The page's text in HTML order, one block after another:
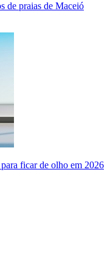
de praias de Maceió
ficar de olho em 2026